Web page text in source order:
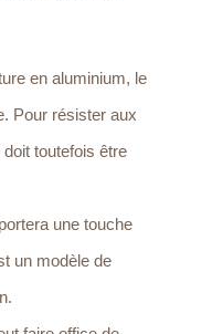
en aluminium, le
Pour résister aux
toutefois être
une touche
un modèle de